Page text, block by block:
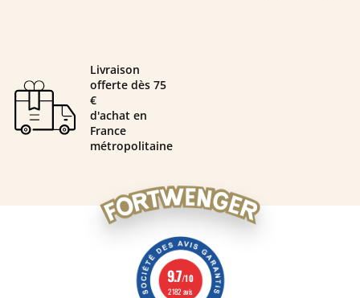
Livraison
offerte dès 75
€
d'achat en
France
métropolitaine
9.7/10
2182 avis